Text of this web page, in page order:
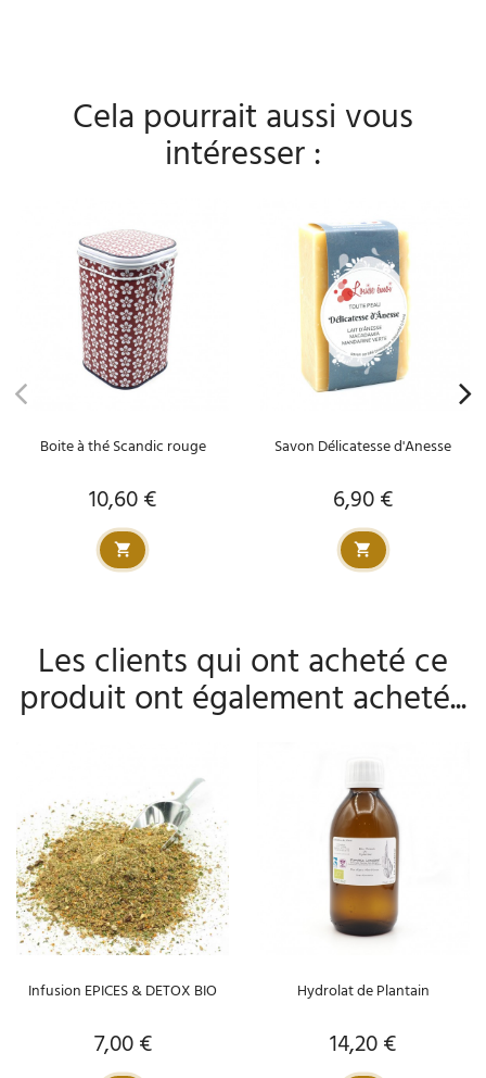
Cela pourrait aussi vous
intéresser :
Boite à thé Scandic rouge
Prix
10,60 €
Savon Délicatesse d'Anesse
Prix
6,90 €
Les clients qui ont acheté ce
produit ont également acheté...
Infusion EPICES & DETOX BIO
Prix
7,00 €
Hydrolat de Plantain
Prix
14,20 €